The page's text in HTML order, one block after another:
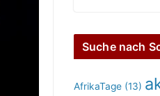
Suche nach
AfrikaTage (13)